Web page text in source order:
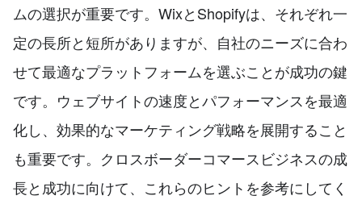
ムの選択が重要です。WixとShopifyは、それぞれ一
定の長所と短所がありますが、自社のニーズに合わ
せて最適なプラットフォームを選ぶことが成功の鍵
です。ウェブサイトの速度とパフォーマンスを最適
化し、効果的なマーケティング戦略を展開すること
も重要です。クロスボーダーコマースビジネスの成
長と成功に向けて、これらのヒントを参考にしてく